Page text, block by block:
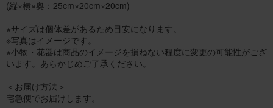
(縦×横×奥：25cm×20cm×20cm)
※サイズは個体差があるため目安になります。
※写真はイメージです。
※小物・花器は商品のイメージを損ねない程度に変更の可能性がござ
います。あらかじめご了承ください。
＜お届け方法＞
宅急便でお届けします。